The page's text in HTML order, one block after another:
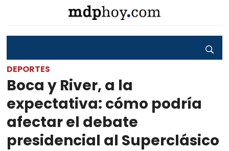
DEPORTES
Boca y River, a la
expectativa: cómo podría
afectar el debate
presidencial al Superclásico